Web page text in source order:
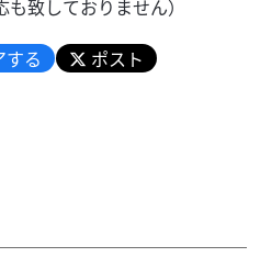
も致しておりません）
する ポスト